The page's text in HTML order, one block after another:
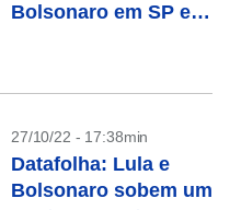
Bolsonaro em SP e
27/10/22 - 17:38min
Datafolha: Lula e
Bolsonaro sobem um